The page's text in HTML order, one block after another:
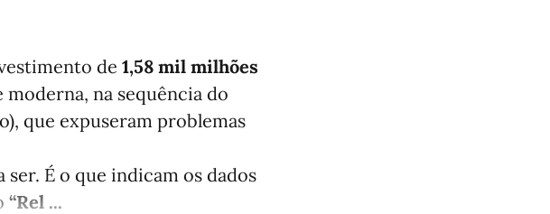
de 1,58 mil milhões
na sequência do
que expuseram problemas
É o que indicam os dados
“Rel ...